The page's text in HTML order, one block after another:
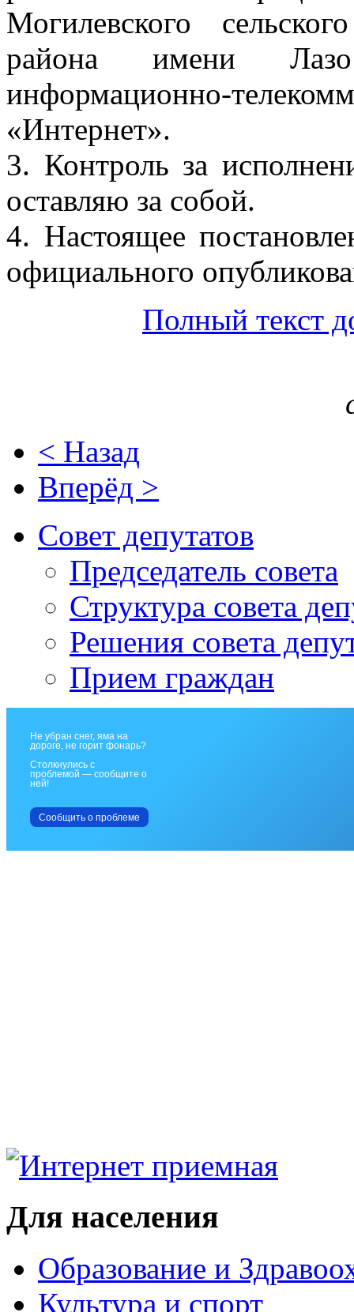
Могилевского
района имени
информационно-
«Интернет».
3. Контроль за
оставляю за собой.
4. Настоящее
официального
Полный текст
< Назад
Вперёд >
Совет депутатов
Председатель совета
Структура совета
Решения совета
Прием граждан
Не убран снег, яма на
дороге, не горит фонарь?
Столкнулись с
проблемой — сообщите о
ней!
Сообщить о проблеме
Для населения
Образование и
Культура и спорт